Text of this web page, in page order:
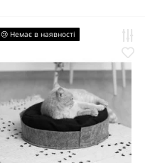
😢 Немає в наявності